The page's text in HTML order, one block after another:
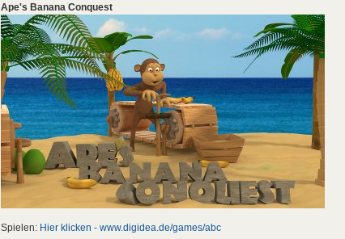
Ape's Banana Conquest
Spielen: Hier klicken - www.digidea.de/games/abc